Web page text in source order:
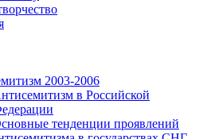
2003-2006
в Российской
тенденции проявлений